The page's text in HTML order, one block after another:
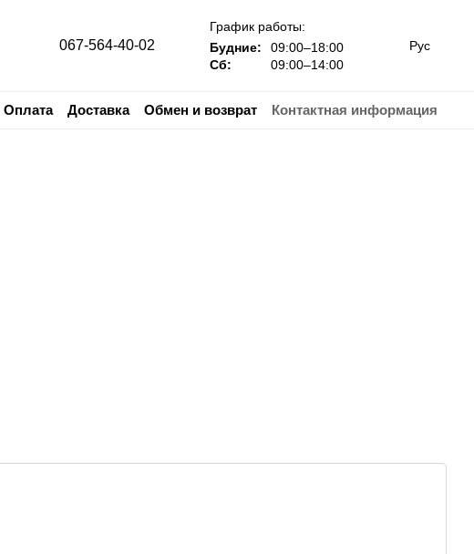
067-564-40-02
График работы:
Будние:
09:00–18:00
Сб:
09:00–14:00
Рус
Оплата Доставка Обмен и возврат
Контактная информация